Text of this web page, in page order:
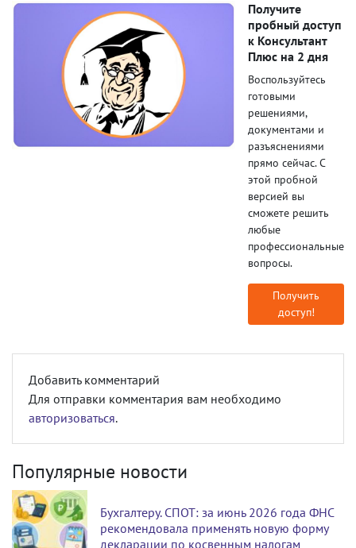
Получите
пробный доступ
к Консультант
Плюс на 2 дня
Воспользуйтесь
готовыми
решениями,
документами и
разъяснениями
прямо сейчас. С
этой пробной
версией вы
сможете решить
любые
профессиональные
вопросы.
Получить
доступ!
Добавить комментарий
Для отправки комментария вам необходимо
авторизоваться.
Популярные новости
Бухгалтеру. СПОТ: за июнь 2026 года ФНС
рекомендовала применять новую форму
декларации по косвенным налогам